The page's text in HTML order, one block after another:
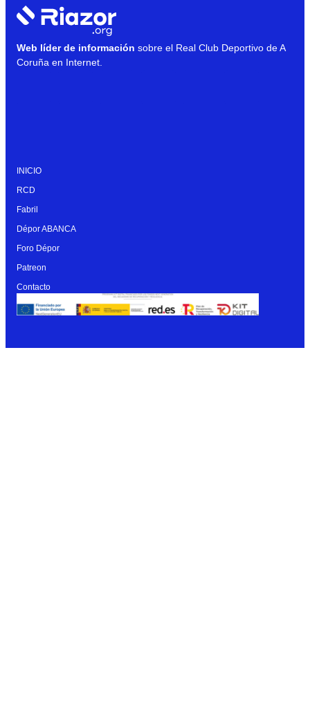
Web líder de información sobre el Real Club Deportivo de A
Coruña en Internet.
INICIO
RCD
Fabril
Dépor ABANCA
Foro Dépor
Patreon
Contacto